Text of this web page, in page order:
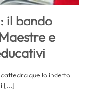
il bando
e
quello indetto
[...]